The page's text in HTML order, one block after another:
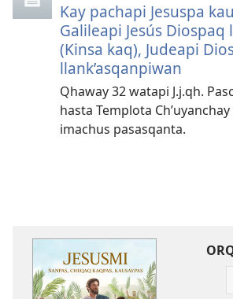
Kay pachapi Jesuspa
Galileapi Jesús Diospaq
(Kinsa kaq), Judeapi
llank’asqanpiwan
Qhaway 32 watapi J.j.qh.
hasta Templota
imachus pasasqanta.